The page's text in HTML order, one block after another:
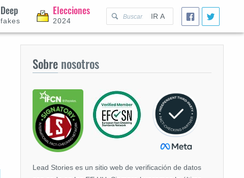
IR A
Deep
fakes
Elecciones
2024
Sobre nosotros
Lead Stories es un sitio web de verificación de datos